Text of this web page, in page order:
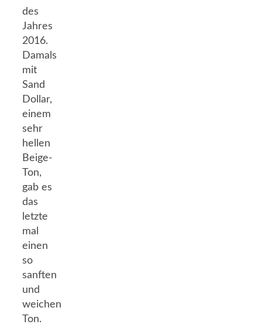
des
Jahres
2016.
Damals
mit
Sand
Dollar,
einem
sehr
hellen
Beige-
Ton,
gab es
das
letzte
mal
einen
so
sanften
und
weichen
Ton.